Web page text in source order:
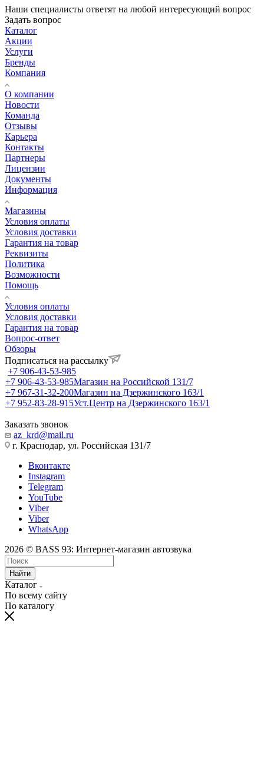
Наши специалисты ответят на любой интересующий вопрос
Задать вопрос
Каталог
Акции
Услуги
Бренды
Компания
О компании
Новости
Команда
Отзывы
Карьера
Контакты
Партнеры
Лицензии
Документы
Информация
Магазины
Условия оплаты
Условия доставки
Гарантия на товар
Реквизиты
Политика
Возможности
Помощь
Условия оплаты
Условия доставки
Гарантия на товар
Вопрос-ответ
Обзоры
Подписаться на рассылку
+7 906-43-53-985
+7 906-43-53-985Магазин на Российской 131/7
+7 967-31-32-200Магазин на Дзержинского 163/1
+7 952-83-28-915Уст.Центр на Дзержинского 163/1
Заказать звонок
az_krd@mail.ru
г. Краснодар, ул. Российская 131/7
Вконтакте
Instagram
Telegram
YouTube
Viber
Viber
WhatsApp
2026 © BASS 93: Интернет-магазин автозвука
Найти
Каталог
По всему сайту
По каталогу